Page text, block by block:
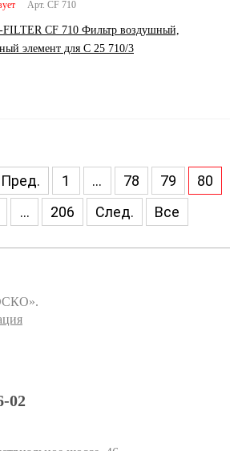
Арт. CF 710
CF 710 Фильтр воздушный,
элемент для C 25 710/3
Пред. 1 ... 78 79
80
... 206 След. Все
02